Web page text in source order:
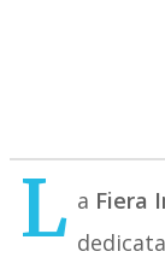
L a Fiera